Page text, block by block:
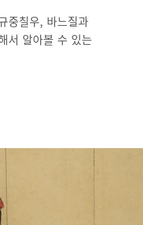
중칠우, 바느질과
서 알아볼 수 있는